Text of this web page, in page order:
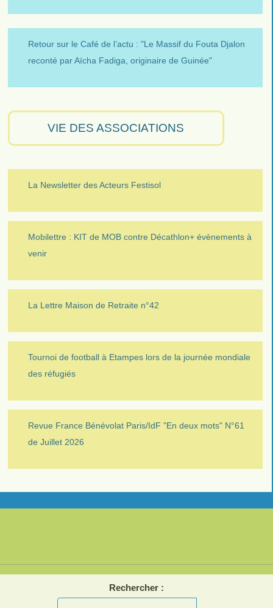
Retour sur le Café de l’actu : "Le Massif du Fouta Djalon
reconté par Aïcha Fadiga, originaire de Guinée"
VIE DES ASSOCIATIONS
La Newsletter des Acteurs Festisol
Mobilettre : KIT de MOB contre Décathlon+ évènements à
venir
La Lettre Maison de Retraite n°42
Tournoi de football à Etampes lors de la journée mondiale
des réfugiés
Revue France Bénévolat Paris/IdF "En deux mots" N°61
de Juillet 2026
Rechercher :